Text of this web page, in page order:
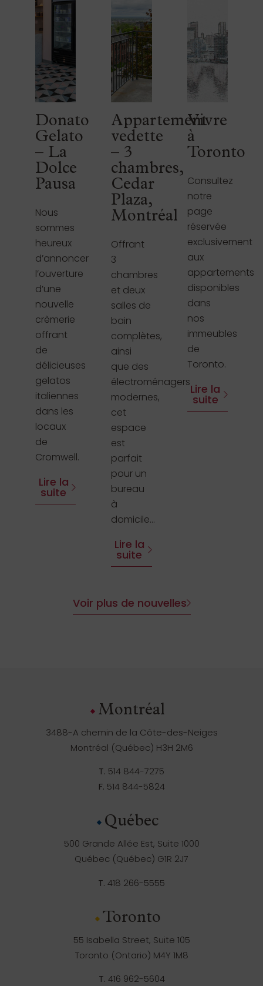
Donato
Gelato
– La
Dolce
Pausa
Nous
sommes
heureux
d’annoncer
l’ouverture
d’une
nouvelle
crèmerie
offrant
de
délicieuses
gelatos
italiennes
dans les
locaux
de
Cromwell.
Lire la
suite
Appartement
vedette
– 3
chambres,
Cedar
Plaza,
Montréal
Offrant
3
chambres
et deux
salles de
bain
complètes,
ainsi
que des
électroménagers
modernes,
cet
espace
est
parfait
pour un
bureau
à
domicile...
Lire la
suite
Vivre
à
Toronto
Consultez
notre
page
réservée
exclusivement
aux
appartements
disponibles
dans
nos
immeubles
de
Toronto.
Lire la
suite
Voir plus de nouvelles
Montréal
3488-A chemin de la Côte-des-Neiges
Montréal (Québec) H3H 2M6
T. 514 844-7275
F. 514 844-5824
Québec
500 Grande Allée Est, Suite 1000
Québec (Québec) G1R 2J7
T. 418 266-5555
Toronto
55 Isabella Street, Suite 105
Toronto (Ontario) M4Y 1M8
T. 416 962-5604